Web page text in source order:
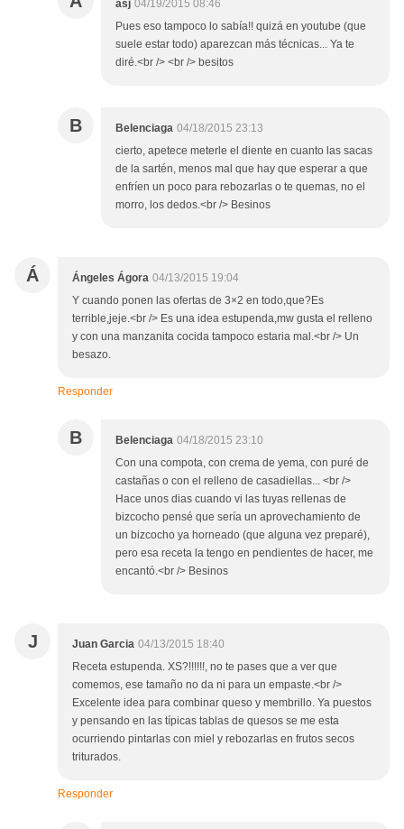
asj 04/19/2015 08:46
Pues eso tampoco lo sabía!! quizá en youtube (que
suele estar todo) aparezcan más técnicas... Ya te
diré.<br /> <br /> besitos
B Belenciaga 04/18/2015 23:13
cierto, apetece meterle el diente en cuanto las sacas
de la sartén, menos mal que hay que esperar a que
enfríen un poco para rebozarlas o te quemas, no el
morro, los dedos.<br /> Besinos
Á Ángeles Ágora 04/13/2015 19:04
Y cuando ponen las ofertas de 3×2 en todo,que?Es
terrible,jeje.<br /> Es una idea estupenda,mw gusta el relleno
y con una manzanita cocida tampoco estaria mal.<br /> Un
besazo.
Responder
B Belenciaga 04/18/2015 23:10
Con una compota, con crema de yema, con puré de
castañas o con el relleno de casadiellas... <br />
Hace unos dias cuando vi las tuyas rellenas de
bizcocho pensé que sería un aprovechamiento de
un bizcocho ya horneado (que alguna vez preparé),
pero esa receta la tengo en pendientes de hacer, me
encantó.<br /> Besinos
J Juan Garcia 04/13/2015 18:40
Receta estupenda. XS?!!!!!!, no te pases que a ver que
comemos, ese tamaño no da ni para un empaste.<br />
Excelente idea para combinar queso y membrillo. Ya puestos
y pensando en las típicas tablas de quesos se me esta
ocurriendo pintarlas con miel y rebozarlas en frutos secos
triturados.
Responder